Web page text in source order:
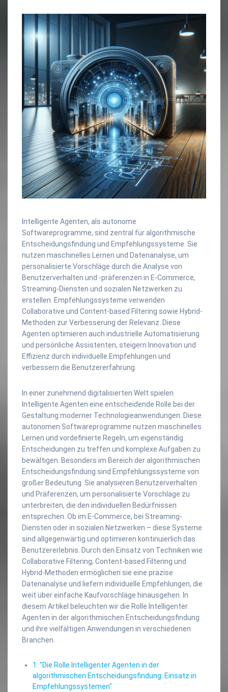
Intelligente Agenten, als autonome
Softwareprogramme, sind zentral für algorithmische
Entscheidungsfindung und Empfehlungssysteme. Sie
nutzen maschinelles Lernen und Datenanalyse, um
personalisierte Vorschläge durch die Analyse von
Benutzerverhalten und -präferenzen in E-Commerce,
Streaming-Diensten und sozialen Netzwerken zu
erstellen. Empfehlungssysteme verwenden
Collaborative und Content-based Filtering sowie Hybrid-
Methoden zur Verbesserung der Relevanz. Diese
Agenten optimieren auch industrielle Automatisierung
und persönliche Assistenten, steigern Innovation und
Effizienz durch individuelle Empfehlungen und
verbessern die Benutzererfahrung.
In einer zunehmend digitalisierten Welt spielen
Intelligente Agenten eine entscheidende Rolle bei der
Gestaltung moderner Technologieanwendungen. Diese
autonomen Softwareprogramme nutzen maschinelles
Lernen und vordefinierte Regeln, um eigenständig
Entscheidungen zu treffen und komplexe Aufgaben zu
bewältigen. Besonders im Bereich der algorithmischen
Entscheidungsfindung sind Empfehlungssysteme von
großer Bedeutung. Sie analysieren Benutzerverhalten
und Präferenzen, um personalisierte Vorschläge zu
unterbreiten, die den individuellen Bedürfnissen
entsprechen. Ob im E-Commerce, bei Streaming-
Diensten oder in sozialen Netzwerken – diese Systeme
sind allgegenwärtig und optimieren kontinuierlich das
Benutzererlebnis. Durch den Einsatz von Techniken wie
Collaborative Filtering, Content-based Filtering und
Hybrid-Methoden ermöglichen sie eine präzise
Datenanalyse und liefern individuelle Empfehlungen, die
weit über einfache Kaufvorschläge hinausgehen. In
diesem Artikel beleuchten wir die Rolle Intelligenter
Agenten in der algorithmischen Entscheidungsfindung
und ihre vielfältigen Anwendungen in verschiedenen
Branchen.
1. "Die Rolle Intelligenter Agenten in der
algorithmischen Entscheidungsfindung: Einsatz in
Empfehlungssystemen"